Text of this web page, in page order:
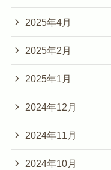
2025年4月
2025年2月
2025年1月
2024年12月
2024年11月
2024年10月